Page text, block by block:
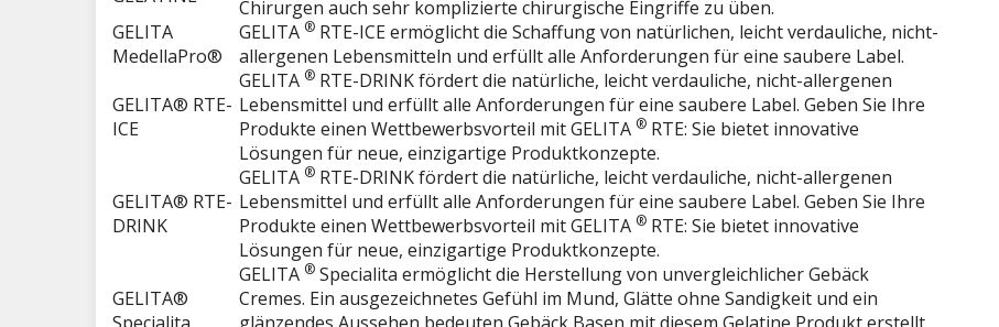
Chirurgen auch sehr komplizierte chirurgische Eingriffe zu üben.
GELITA
MedellaPro®
GELITA ® RTE-ICE ermöglicht die Schaffung von natürlichen, leicht verdauliche, nicht-
allergenen Lebensmitteln und erfüllt alle Anforderungen für eine saubere Label.
GELITA® RTE-
ICE
GELITA ® RTE-DRINK fördert die natürliche, leicht verdauliche, nicht-allergenen
Lebensmittel und erfüllt alle Anforderungen für eine saubere Label. Geben Sie Ihre
Produkte einen Wettbewerbsvorteil mit GELITA ® RTE: Sie bietet innovative
Lösungen für neue, einzigartige Produktkonzepte.
GELITA® RTE-
DRINK
GELITA ® RTE-DRINK fördert die natürliche, leicht verdauliche, nicht-allergenen
Lebensmittel und erfüllt alle Anforderungen für eine saubere Label. Geben Sie Ihre
Produkte einen Wettbewerbsvorteil mit GELITA ® RTE: Sie bietet innovative
Lösungen für neue, einzigartige Produktkonzepte.
GELITA®
GELITA ® Specialita ermöglicht die Herstellung von unvergleichlicher Gebäck
Cremes. Ein ausgezeichnetes Gefühl im Mund, Glätte ohne Sandigkeit und ein